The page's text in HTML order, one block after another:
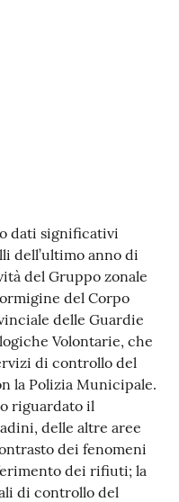
dati significativi
dell’ultimo anno di
del Gruppo zonale
del Corpo
delle Guardie
Volontarie, che
di controllo del
la Polizia Municipale.
riguardato il
delle altre aree
dei fenomeni
dei rifiuti; la
di controllo del